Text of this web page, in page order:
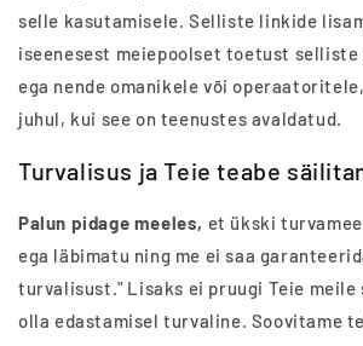
selle kasutamisele. Selliste linkide
iseenesest meiepoolset toetust
ega nende omanikele või
juhul, kui see on teenustes avaldatud.
Turvalisus ja Teie teabe
Palun pidage meeles, et ükski
ega läbimatu ning me ei saa
turvalisust." Lisaks ei pruugi Teie meile
olla edastamisel turvaline. Soovitame